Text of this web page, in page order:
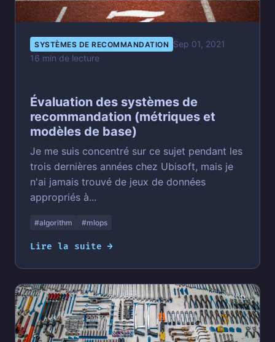
SYSTÈMES DE RECOMMANDATION Sep 01, 2021
16 min de lecture
Évaluation des systèmes de
recommandation (métriques et
modèles de base)
Je me suis concentré sur ce sujet pendant les
trois dernières années chez Ubisoft, mais je
n'ai jamais trouvé de jeux de données
appropriés à...
#algorithm #mlops
Lire la suite →